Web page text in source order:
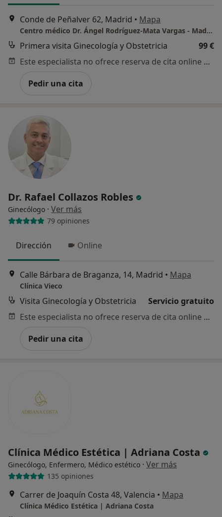
Conde de Peñalver 62, Madrid • Mapa
Centro médico Dr. Ángel Rodríguez-Mata Vargas - Madrid
Primera visita Ginecología y Obstetricia
99 €
Este especialista no ofrece reserva de cita online en esta dirección.
Pedir una cita
Dr. Rafael Collazos Robles
Ginecólogo · Ver más
79 opiniones
Dirección Online
Calle Bárbara de Braganza, 14, Madrid • Mapa
Clínica Vieco
Visita Ginecología y Obstetricia
Servicio gratuito
Este especialista no ofrece reserva de cita online en esta dirección.
Pedir una cita
Clínica Médico Estética | Adriana Costa
Ginecólogo, Enfermero, Médico estético · Ver más
135 opiniones
Carrer de Joaquín Costa 48, Valencia • Mapa
Clínica Médico Estética | Adriana Costa